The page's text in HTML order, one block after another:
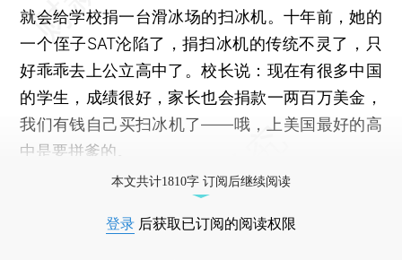
就会给学校捐一台滑冰场的扫冰机。十年前，她的
一个侄子SAT沦陷了，捐扫冰机的传统不灵了，只
好乖乖去上公立高中了。校长说：现在有很多中国
的学生，成绩很好，家长也会捐款一两百万美金，
我们有钱自己买扫冰机了——哦，上美国最好的高
中是要拼爹的。
本文共计1810字 订阅后继续阅读
登录 后获取已订阅的阅读权限